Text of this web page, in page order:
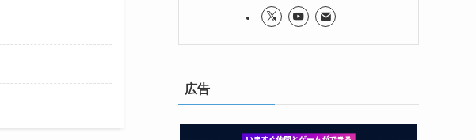
広告